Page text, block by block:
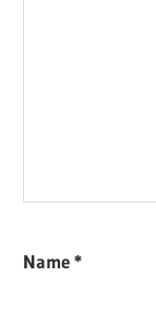
Name*